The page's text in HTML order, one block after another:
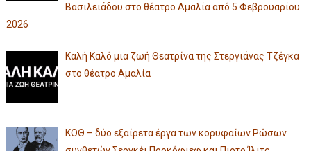
Βασιλειάδου στο θέατρο Αμαλία από 5 Φεβρουαρίου
2026
Καλή Καλό μια ζωή Θεατρίνα της Στεργιάνας Τζέγκα
στο θέατρο Αμαλία
ΚΟΘ – δύο εξαίρετα έργα των κορυφαίων Ρώσων